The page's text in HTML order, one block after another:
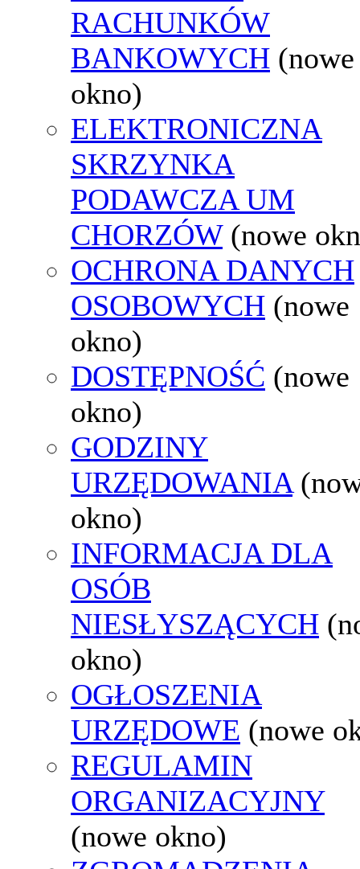
RACHUNKÓW
BANKOWYCH (nowe
okno)
ELEKTRONICZNA
SKRZYNKA
PODAWCZA UM
CHORZÓW (nowe
OCHRONA DANYCH
OSOBOWYCH (nowe
okno)
DOSTĘPNOŚĆ (nowe
okno)
GODZINY
URZĘDOWANIA
okno)
INFORMACJA DLA
OSÓB
NIESŁYSZĄCYCH
okno)
OGŁOSZENIA
URZĘDOWE (nowe
REGULAMIN
ORGANIZACYJNY
(nowe okno)